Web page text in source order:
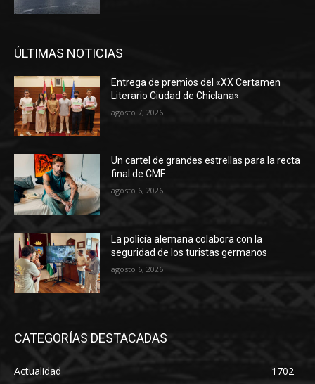
ÚLTIMAS NOTICIAS
Entrega de premios del «XX Certamen
Literario Ciudad de Chiclana»
agosto 7, 2026
Un cartel de grandes estrellas para la recta
final de CMF
agosto 6, 2026
La policía alemana colabora con la
seguridad de los turistas germanos
agosto 6, 2026
CATEGORÍAS DESTACADAS
Actualidad
1702